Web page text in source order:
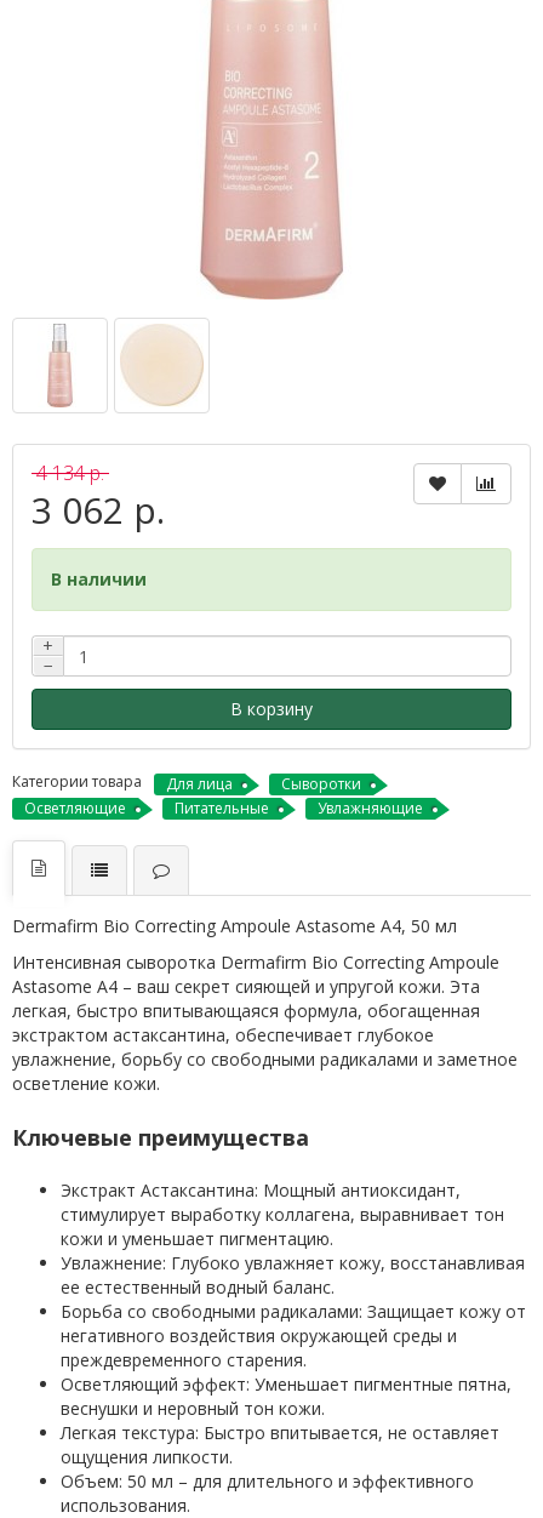
4 134 р.
3 062 р.
В наличии
+
−
В корзину
Категории товара Для лица
Сыворотки
Осветляющие
Питательные Увлажняющие
Dermafirm Bio Correcting Ampoule Astasome A4, 50 мл
Интенсивная сыворотка Dermafirm Bio Correcting Ampoule
Astasome A4 – ваш секрет сияющей и упругой кожи. Эта
легкая, быстро впитывающаяся формула, обогащенная
экстрактом астаксантина, обеспечивает глубокое
увлажнение, борьбу со свободными радикалами и заметное
осветление кожи.
Ключевые преимущества
Экстракт Астаксантина: Мощный антиоксидант,
стимулирует выработку коллагена, выравнивает тон
кожи и уменьшает пигментацию.
Увлажнение: Глубоко увлажняет кожу, восстанавливая
ее естественный водный баланс.
Борьба со свободными радикалами: Защищает кожу от
негативного воздействия окружающей среды и
преждевременного старения.
Осветляющий эффект: Уменьшает пигментные пятна,
веснушки и неровный тон кожи.
Легкая текстура: Быстро впитывается, не оставляет
ощущения липкости.
Объем: 50 мл – для длительного и эффективного
использования.